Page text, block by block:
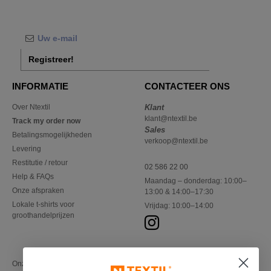
Registreer!
INFORMATIE
Over Ntextil
Track my order now
Betalingsmogelijkheden
Levering
Restitutie / retour
Help & FAQs
Onze afspraken
Lokale t-shirts voor
groothandelprijzen
CONTACTEER ONS
Klant
klant@ntextil.be
Sales
verkoop@ntextil.be
02 586 22 00
Maandag – donderdag: 10:00–
13:00 & 14:00–17:30
Vrijdag: 10:00–14:00
Onze financiële partners